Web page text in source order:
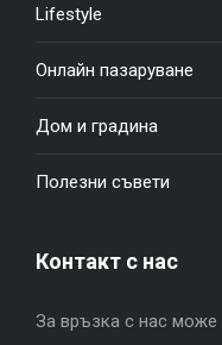
Lifestyle
Онлайн пазаруване
Дом и градина
Полезни съвети
Контакт с нас
За връзка с нас може